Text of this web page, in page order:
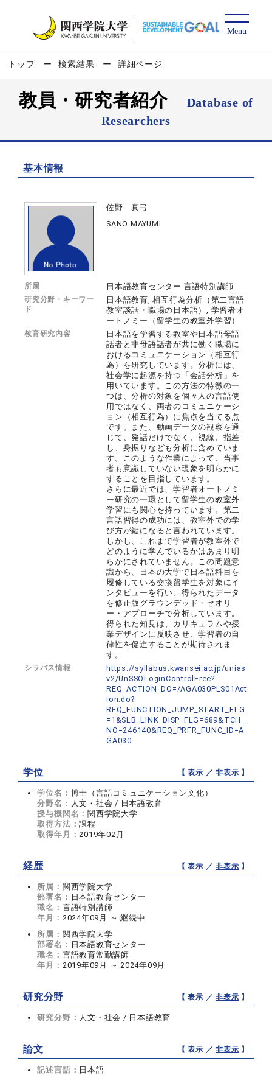
トップ 検索結果 詳細ページ
教員・研究者紹介
Database of
Researchers
基本情報
佐野 真弓
SANO MAYUMI
所属 日本語教育センター 言語特別講師
研究分野・キーワー
ド
日本語教育, 相互行為分析（第二言語
教室談話・職場の日本語）, 学習者オ
ートノミー（留学生の教室外学習）
教育研究内容
日本語を学習する教室や日本語母語
話者と非母語話者が共に働く職場に
おけるコミュニケーション（相互行
為）を研究しています。分析には、
社会学に起源を持つ「会話分析」を
用いています。この方法の特徴の一
つは、分析の対象を個々人の言語使
用ではなく、両者のコミュニケーシ
ョン（相互行為）に焦点を当てる点
です。また、動画データの観察を通
じて、発話だけでなく、視線、指差
し、身振りなども分析に含めていま
す。このような作業によって、当事
者も意識していない現象を明らかに
することを目指しています。
さらに最近では、学習者オートノミ
ー研究の一環として留学生の教室外
学習にも関心を持っています。第二
言語習得の成功には、教室外での学
び方が鍵になると言われています。
しかし、これまで学習者が教室外で
どのように学んでいるかはあまり明
らかにされていません。この問題意
識から、日本の大学で日本語科目を
履修している交換留学生を対象にイ
ンタビューを行い、得られたデータ
を修正版グラウンデッド・セオリ
ー・アプローチで分析しています。
得られた知見は、カリキュラムや授
業デザインに反映させ、学習者の自
律性を促進することが期待されま
す。
シラバス情報
https://syllabus.kwansei.ac.jp/unias
v2/UnSSOLoginControlFree?
REQ_ACTION_DO=/AGA030PLS01Act
ion.do?
REQ_FUNCTION_JUMP_START_FLG
=1&SLB_LINK_DISP_FLG=689&TCH_
NO=246140&REQ_PRFR_FUNC_ID=A
GA030
学位 【 表示 ／非表示 】
学位名： 博士（言語コミュニケーション文化）
分野名： 人文・社会 / 日本語教育
授与機関名： 関西学院大学
取得方法：課程
取得年月：2019年02月
経歴 【 表示 ／非表示 】
所属： 関西学院大学
部署名： 日本語教育センター
職名： 言語特別講師
年月： 2024年09月 ～ 継続中
所属： 関西学院大学
部署名： 日本語教育センター
職名： 言語教育常勤講師
年月： 2019年09月 ～ 2024年09月
研究分野 【 表示 ／非表示 】
研究分野： 人文・社会 / 日本語教育
論文 【 表示 ／非表示 】
記述言語： 日本語